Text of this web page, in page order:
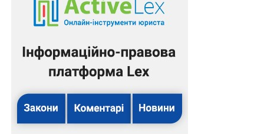
Сєвєродонецьку. Для проведення ЄВІ з англійської
мови додатково діятимуть пункти тестування у Білій
Умані.
Схожі статті: